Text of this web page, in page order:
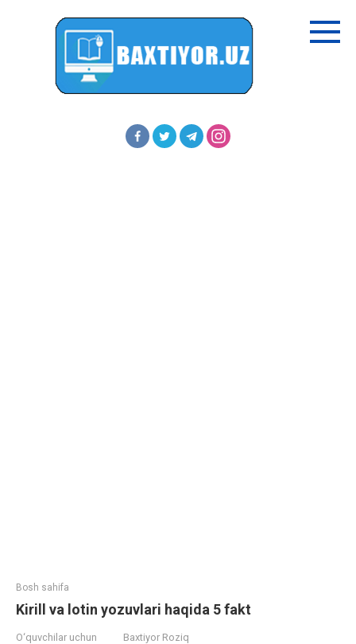
Bosh sahifa
Kirill va lotin yozuvlari haqida 5 fakt
O‘quvchilar uchun Baxtiyor Roziq